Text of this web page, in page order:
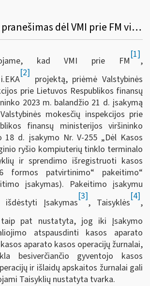
Informacinis pranešimas dėl VMI prie FM viršininko 2023 m. balandžio 21 d. įsakymo Nr. VA-28 „Dėl VMI prie FM viršininko 2003 m. rugsėjo 18 d. įsakymo Nr. V-255 „Dėl Kasos aparatų ir tiesioginio ryšio kompiuterių tinklo terminalų naudojimo taisyklių ir Sprendimo išregistruoti kasos aparatą FR1156 formos patvirtinimo“ pakeitimo“
kad VMI prie FM
[1]
,
[2]
projektą, priėmė Valstybinės
prie Lietuvos Respublikos finansų
2023 m. balandžio 21 d. įsakymą
mokesčių inspekcijos prie
finansų ministerijos viršininko
18 d. įsakymo Nr. V-255 „Dėl Kasos
ryšio kompiuterių tinklo terminalo
ir sprendimo išregistruoti kasos
formos patvirtinimo“ pakeitimo“
įsakymas). Pakeitimo įsakymu
išdėstyti Įsakymas
[3]
, Taisyklės
[4]
,
pat nustatyta, jog iki Įsakymo
atspausdinti kasos aparato
aparato kasos operacijų žurnalai,
besiverčiančio gyventojo kasos
ir išlaidų apskaitos žurnalai gali
Taisyklių nustatyta tvarka.